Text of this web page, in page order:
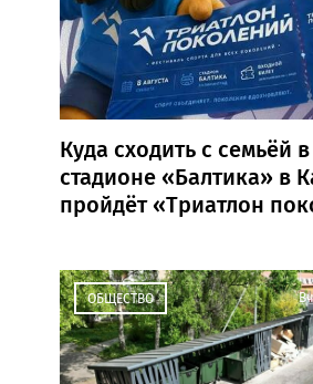
Куда сходить с семьёй
стадионе «Балтика» в
пройдёт «Триатлон
ОБЩЕСТВО